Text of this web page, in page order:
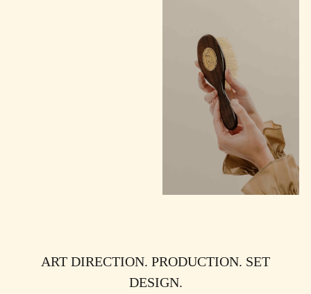
ART DIRECTION. PRODUCTION. SET
DESIGN.